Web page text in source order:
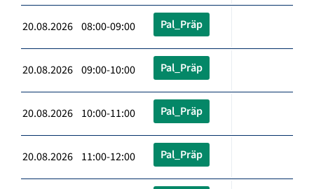
20.08.2026 08:00-09:00 Pal_Präp
20.08.2026 09:00-10:00 Pal_Präp
20.08.2026 10:00-11:00 Pal_Präp
20.08.2026 11:00-12:00 Pal_Präp